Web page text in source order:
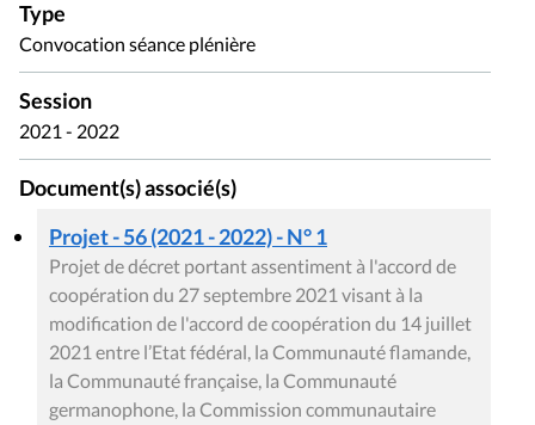
Type
Convocation séance plénière
Session
2021 - 2022
Document(s) associé(s)
Projet - 56 (2021 - 2022) - N° 1
Projet de décret portant assentiment à l'accord de
coopération du 27 septembre 2021 visant à la
modification de l'accord de coopération du 14 juillet
2021 entre l’Etat fédéral, la Communauté flamande,
la Communauté française, la Communauté
germanophone, la Commission communautaire